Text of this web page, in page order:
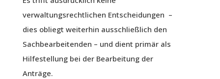
verwaltungsrechtlichen Entscheidungen –
dies obliegt weiterhin ausschließlich den
Sachbearbeitenden – und dient primär als
Hilfestellung bei der Bearbeitung der
Anträge.